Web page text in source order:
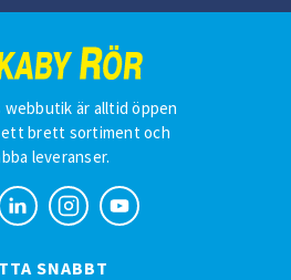
webbutik är alltid öppen
ett brett sortiment och
leveranser.
SNABBT